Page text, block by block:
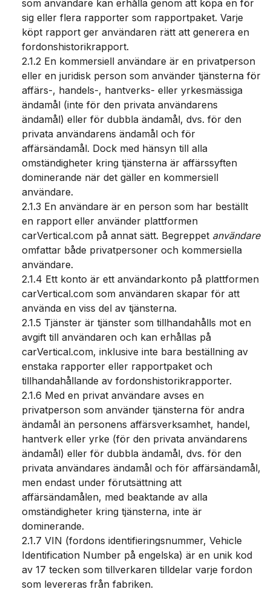
som användare kan erhålla genom att köpa en för
sig eller flera rapporter som rapportpaket. Varje
köpt rapport ger användaren rätt att generera en
fordonshistorikrapport.
2.1.2 En kommersiell användare är en privatperson
eller en juridisk person som använder tjänsterna för
affärs-, handels-, hantverks- eller yrkesmässiga
ändamål (inte för den privata användarens
ändamål) eller för dubbla ändamål, dvs. för den
privata användarens ändamål och för
affärsändamål. Dock med hänsyn till alla
omständigheter kring tjänsterna är affärssyften
dominerande när det gäller en kommersiell
användare.
2.1.3 En användare är en person som har beställt
en rapport eller använder plattformen
carVertical.com på annat sätt. Begreppet användare
omfattar både privatpersoner och kommersiella
användare.
2.1.4 Ett konto är ett användarkonto på plattformen
carVertical.com som användaren skapar för att
använda en viss del av tjänsterna.
2.1.5 Tjänster är tjänster som tillhandahålls mot en
avgift till användaren och kan erhållas på
carVertical.com, inklusive inte bara beställning av
enstaka rapporter eller rapportpaket och
tillhandahållande av fordonshistorikrapporter.
2.1.6 Med en privat användare avses en
privatperson som använder tjänsterna för andra
ändamål än personens affärsverksamhet, handel,
hantverk eller yrke (för den privata användarens
ändamål) eller för dubbla ändamål, dvs. för den
privata användares ändamål och för affärsändamål,
men endast under förutsättning att
affärsändamålen, med beaktande av alla
omständigheter kring tjänsterna, inte är
dominerande.
2.1.7 VIN (fordons identifieringsnummer, Vehicle
Identification Number på engelska) är en unik kod
av 17 tecken som tillverkaren tilldelar varje fordon
som levereras från fabriken.